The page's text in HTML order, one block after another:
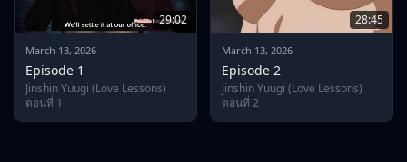
29:02
March 13, 2026
Episode 1
Jinshin Yuugi (Love Lessons)
ตอนที่ 1
28:45
March 13, 2026
Episode 2
Jinshin Yuugi (Love Lessons)
ตอนที่ 2